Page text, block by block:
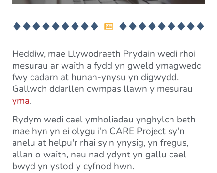
Heddiw, mae Llywodraeth Prydain wedi rhoi
mesurau ar waith a fydd yn gweld ymagwedd
fwy cadarn at hunan-ynysu yn digwydd.
Gallwch ddarllen cwmpas llawn y mesurau
yma.
Rydym wedi cael ymholiadau ynghylch beth
mae hyn yn ei olygu i'n CARE Project sy'n
anelu at helpu'r rhai sy'n ynysig, yn fregus,
allan o waith, neu nad ydynt yn gallu cael
bwyd yn ystod y cyfnod hwn.